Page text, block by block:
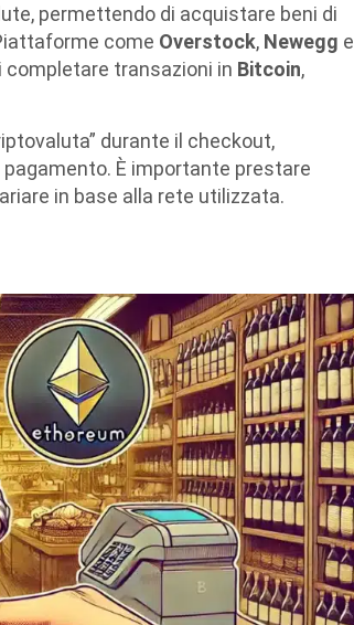
permettendo di acquistare beni di
come Overstock, Newegg e
transazioni in Bitcoin,
durante il checkout,
È importante prestare
in base alla rete utilizzata.